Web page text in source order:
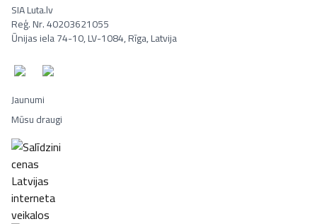
SIA Luta.lv
Reģ. Nr. 40203621055
Ūnijas iela 74-10, LV-1084, Rīga, Latvija
Jaunumi
Mūsu draugi